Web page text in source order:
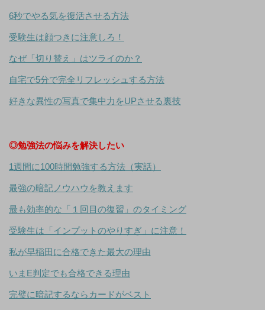
6秒でやる気を復活させる方法
受験生は顔つきに注意しろ！
なぜ「切り替え」はツライのか？
自宅で5分で完全リフレッシュする方法
好きな異性の写真で集中力をUPさせる裏技
◎勉強法の悩みを解決したい
1週間に100時間勉強する方法（実話）
最強の暗記ノウハウを教えます
最も効率的な「１回目の復習」のタイミング
受験生は「インプットのやりすぎ」に注意！
私が早稲田に合格できた最大の理由
いまE判定でも合格できる理由
完璧に暗記するならカードがベスト